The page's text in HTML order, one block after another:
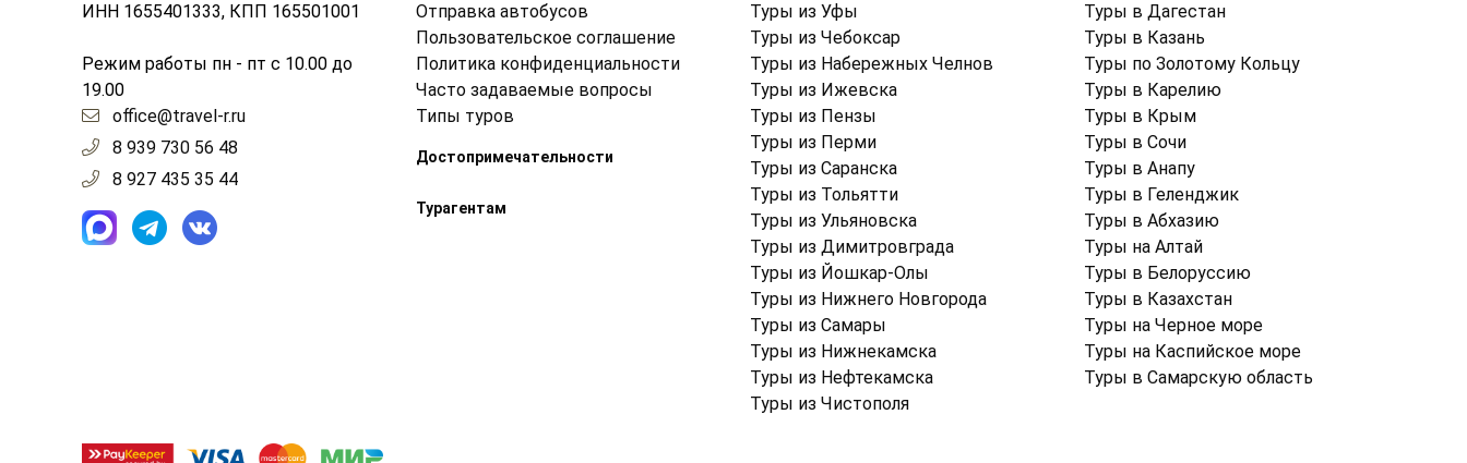
ИНН 1655401333, КПП 165501001
Режим работы пн - пт с 10.00 до
19.00
office@travel-r.ru
8 939 730 56 48
8 927 435 35 44
Отправка автобусов
Пользовательское соглашение
Политика конфиденциальности
Часто задаваемые вопросы
Типы туров
Достопримечательности
Турагентам
Туры из Уфы
Туры из Чебоксар
Туры из Набережных Челнов
Туры из Ижевска
Туры из Пензы
Туры из Перми
Туры из Саранска
Туры из Тольятти
Туры из Ульяновска
Туры из Димитровграда
Туры из Йошкар-Олы
Туры из Нижнего Новгорода
Туры из Самары
Туры из Нижнекамска
Туры из Нефтекамска
Туры из Чистополя
Туры в Дагестан
Туры в Казань
Туры по Золотому Кольцу
Туры в Карелию
Туры в Крым
Туры в Cочи
Туры в Анапу
Туры в Геленджик
Туры в Абхазию
Туры на Алтай
Туры в Белоруссию
Туры в Казахстан
Туры на Черное море
Туры на Каспийское море
Туры в Самарскую область